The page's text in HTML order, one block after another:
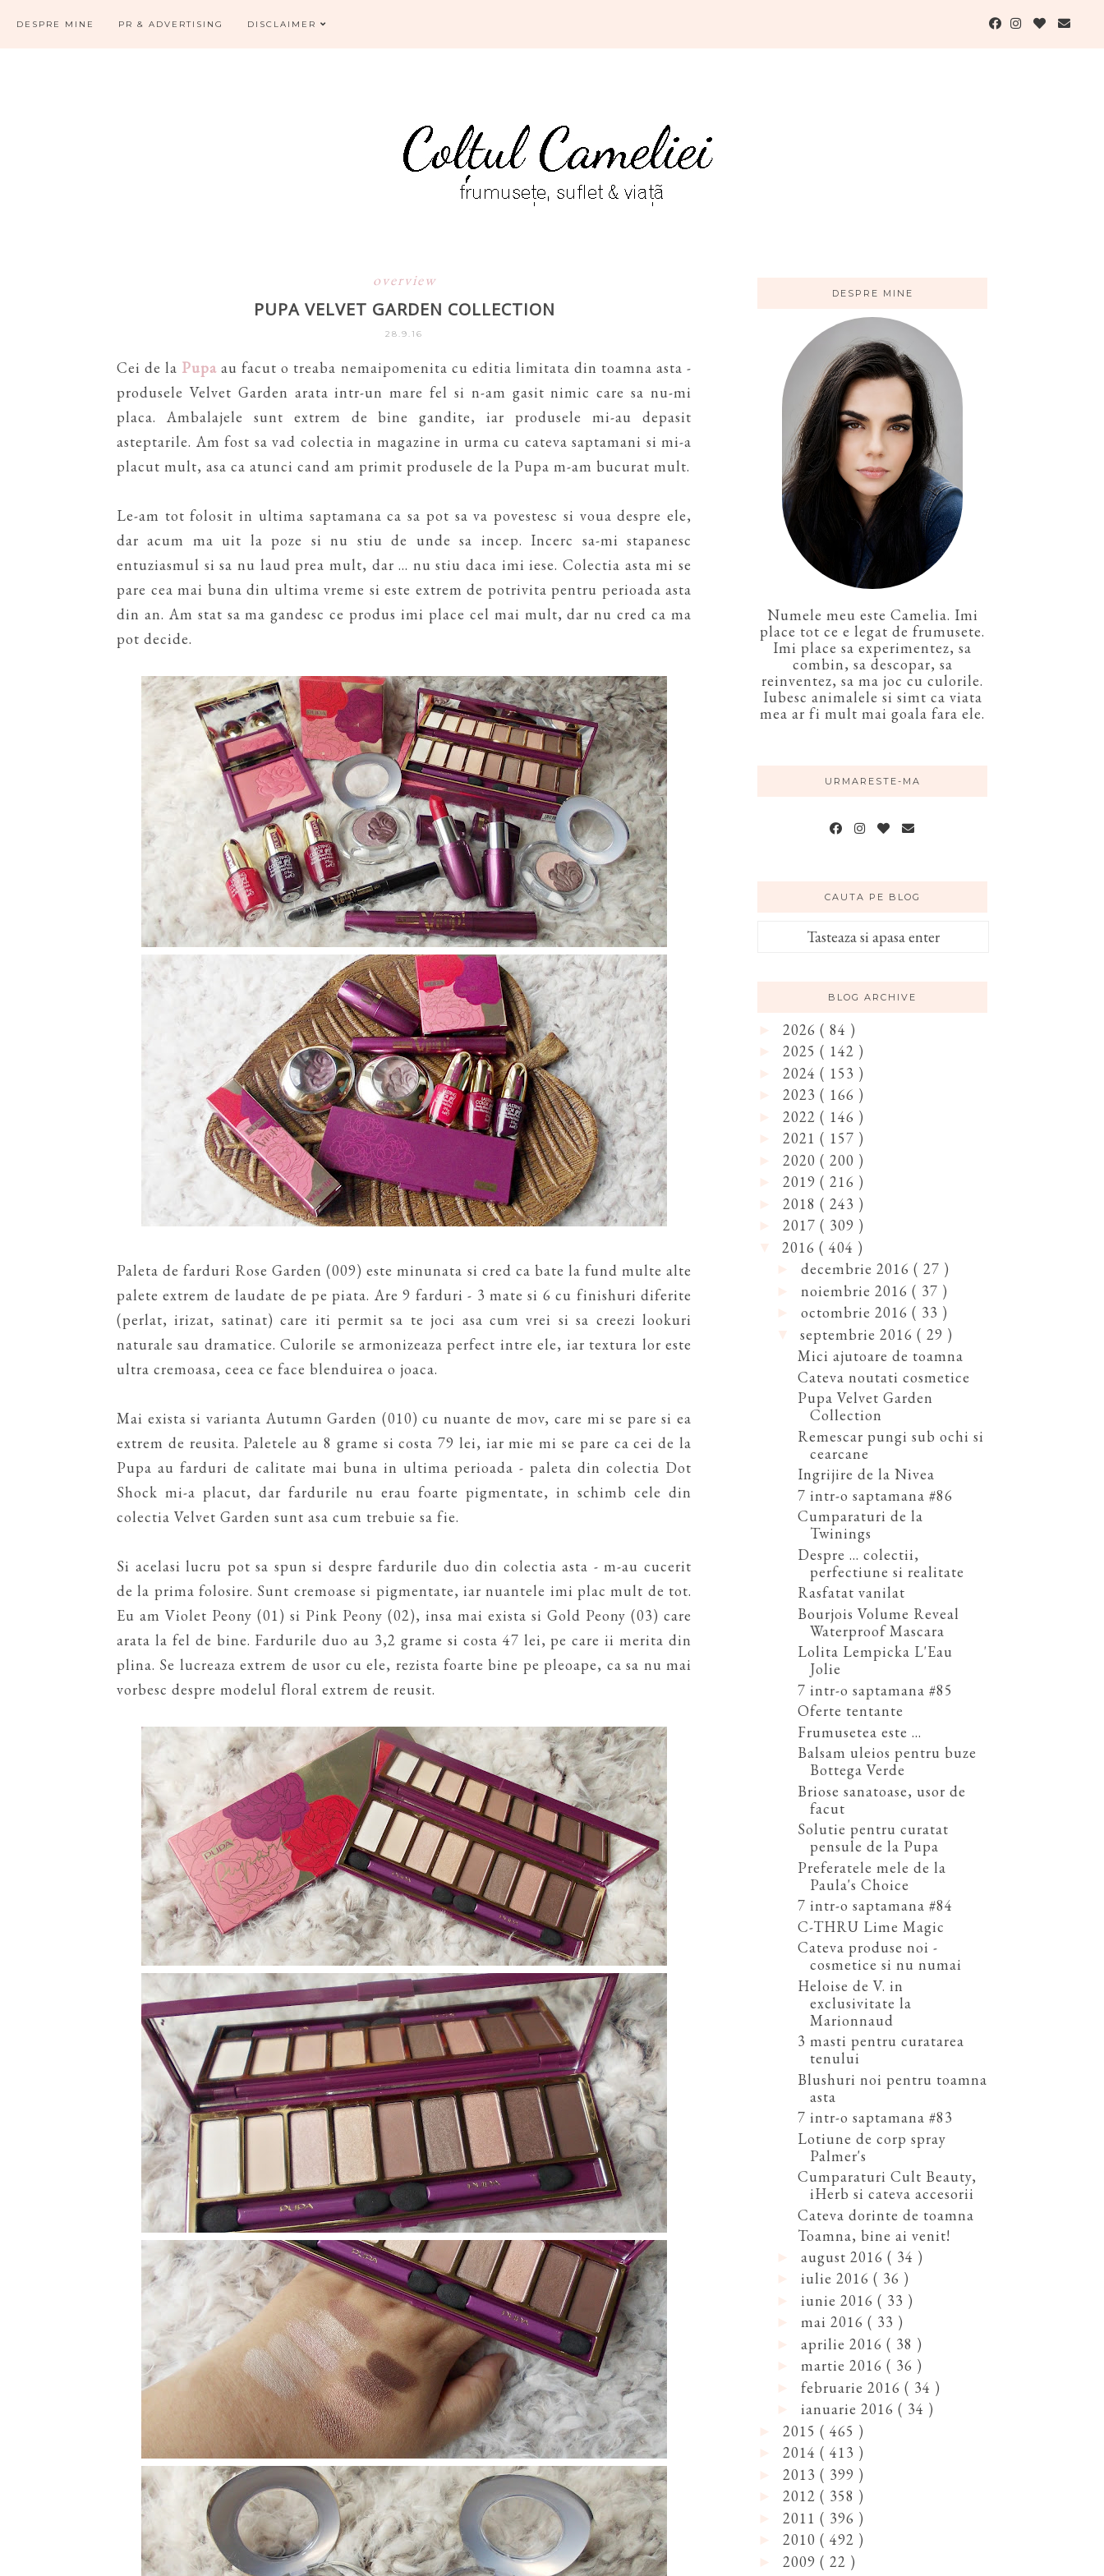
DESPRE MINE PR & ADVERTISING DISCLAIMER
overview
PUPA VELVET GARDEN COLLECTION
28.9.16
Cei de la Pupa au facut o treaba nemaipomenita cu editia limitata din toamna asta -
produsele Velvet Garden arata intr-un mare fel si n-am gasit nimic care sa nu-mi
placa. Ambalajele sunt extrem de bine gandite, iar produsele mi-au depasit
asteptarile. Am fost sa vad colectia in magazine in urma cu cateva saptamani si mi-a
placut mult, asa ca atunci cand am primit produsele de la Pupa m-am bucurat mult.
Le-am tot folosit in ultima saptamana ca sa pot sa va povestesc si voua despre ele,
dar acum ma uit la poze si nu stiu de unde sa incep. Incerc sa-mi stapanesc
entuziasmul si sa nu laud prea mult, dar ... nu stiu daca imi iese. Colectia asta mi se
pare cea mai buna din ultima vreme si este extrem de potrivita pentru perioada asta
din an. Am stat sa ma gandesc ce produs imi place cel mai mult, dar nu cred ca ma
pot decide.
Paleta de farduri Rose Garden (009) este minunata si cred ca bate la fund multe alte
palete extrem de laudate de pe piata. Are 9 farduri - 3 mate si 6 cu finishuri diferite
(perlat, irizat, satinat) care iti permit sa te joci asa cum vrei si sa creezi lookuri
naturale sau dramatice. Culorile se armonizeaza perfect intre ele, iar textura lor este
ultra cremoasa, ceea ce face blenduirea o joaca.
Mai exista si varianta Autumn Garden (010) cu nuante de mov, care mi se pare si ea
extrem de reusita. Paletele au 8 grame si costa 79 lei, iar mie mi se pare ca cei de la
Pupa au farduri de calitate mai buna in ultima perioada - paleta din colectia Dot
Shock mi-a placut, dar fardurile nu erau foarte pigmentate, in schimb cele din
colectia Velvet Garden sunt asa cum trebuie sa fie.
Si acelasi lucru pot sa spun si despre fardurile duo din colectia asta - m-au cucerit
de la prima folosire. Sunt cremoase si pigmentate, iar nuantele imi plac mult de tot.
Eu am Violet Peony (01) si Pink Peony (02), insa mai exista si Gold Peony (03) care
arata la fel de bine. Fardurile duo au 3,2 grame si costa 47 lei, pe care ii merita din
plina. Se lucreaza extrem de usor cu ele, rezista foarte bine pe pleoape, ca sa nu mai
vorbesc despre modelul floral extrem de reusit.
DESPRE MINE
Numele meu este Camelia. Imi
place tot ce e legat de frumusete.
Imi place sa experimentez, sa
combin, sa descopar, sa
reinventez, sa ma joc cu culorile.
Iubesc animalele si simt ca viata
mea ar fi mult mai goala fara ele.
URMARESTE-MA
CAUTA PE BLOG
BLOG ARCHIVE
2026 ( 84 )
2025 ( 142 )
2024 ( 153 )
2023 ( 166 )
2022 ( 146 )
2021 ( 157 )
2020 ( 200 )
2019 ( 216 )
2018 ( 243 )
2017 ( 309 )
2016 ( 404 )
decembrie 2016 ( 27 )
noiembrie 2016 ( 37 )
octombrie 2016 ( 33 )
septembrie 2016 ( 29 )
Mici ajutoare de toamna
Cateva noutati cosmetice
Pupa Velvet Garden
Collection
Remescar pungi sub ochi si
cearcane
Ingrijire de la Nivea
7 intr-o saptamana #86
Cumparaturi de la
Twinings
Despre ... colectii,
perfectiune si realitate
Rasfatat vanilat
Bourjois Volume Reveal
Waterproof Mascara
Lolita Lempicka L'Eau
Jolie
7 intr-o saptamana #85
Oferte tentante
Frumusetea este ...
Balsam uleios pentru buze
Bottega Verde
Briose sanatoase, usor de
facut
Solutie pentru curatat
pensule de la Pupa
Preferatele mele de la
Paula's Choice
7 intr-o saptamana #84
C-THRU Lime Magic
Cateva produse noi -
cosmetice si nu numai
Heloise de V. in
exclusivitate la
Marionnaud
3 masti pentru curatarea
tenului
Blushuri noi pentru toamna
asta
7 intr-o saptamana #83
Lotiune de corp spray
Palmer's
Cumparaturi Cult Beauty,
iHerb si cateva accesorii
Cateva dorinte de toamna
Toamna, bine ai venit!
august 2016 ( 34 )
iulie 2016 ( 36 )
iunie 2016 ( 33 )
mai 2016 ( 33 )
aprilie 2016 ( 38 )
martie 2016 ( 36 )
februarie 2016 ( 34 )
ianuarie 2016 ( 34 )
2015 ( 465 )
2014 ( 413 )
2013 ( 399 )
2012 ( 358 )
2011 ( 396 )
2010 ( 492 )
2009 ( 22 )